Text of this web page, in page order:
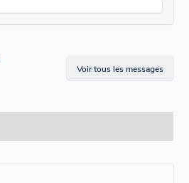
Voir tous les messages